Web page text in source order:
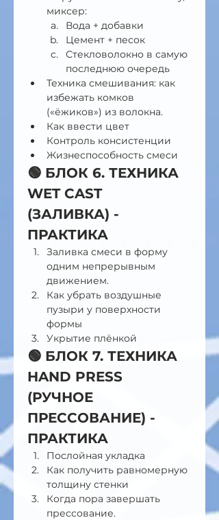
миксер:
Вода + добавки
Цемент + песок
Стекловолокно в самую
последнюю очередь
Техника смешивания: как
избежать комков
(«ёжиков») из волокна.
Как ввести цвет
Контроль консистенции
Жизнеспособность смеси
🟢 БЛОК 6. ТЕХНИКА
WET CAST
(ЗАЛИВКА) -
ПРАКТИКА
Заливка смеси в форму
одним непрерывным
движением.
Как убрать воздушные
пузыри у поверхности
формы
Укрытие плёнкой
🟢 БЛОК 7. ТЕХНИКА
HAND PRESS
(РУЧНОЕ
ПРЕССОВАНИЕ) -
ПРАКТИКА
Послойная укладка
Как получить равномерную
толщину стенки
Когда пора завершать
прессование.